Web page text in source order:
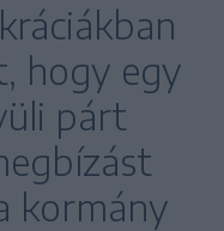
hogy egy
párt
kormány